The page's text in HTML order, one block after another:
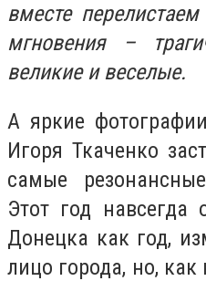
вместе
мгновения –
великие и веселые.
А яркие
Игоря Ткаченко
самые
Этот год навсегда
Донецка как год,
лицо города, но,